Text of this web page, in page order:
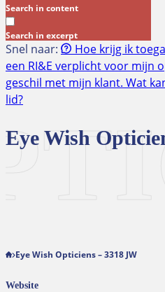
Search in content
Search in excerpt
Snel naar: Hoe krijg ik
een RI&E verplicht voor mijn
geschil met mijn klant. Wat
lid?
Eye Wish
Eye Wish Opticiens – 3318 JW
Website